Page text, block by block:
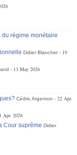
régime monétaire
Didier Blanchet
19
13 May 2026
Cédric Argenton
22 Apr.
Apr. 2026
Cour suprême Didier